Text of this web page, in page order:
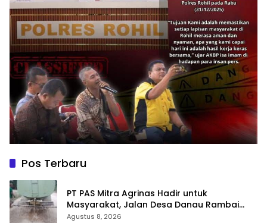
Pos Terbaru
‎PT PAS Mitra Agrinas Hadir untuk
Masyarakat, Jalan Desa Danau Rambai
Dirawat dan Disiram
Agustus 8, 2026